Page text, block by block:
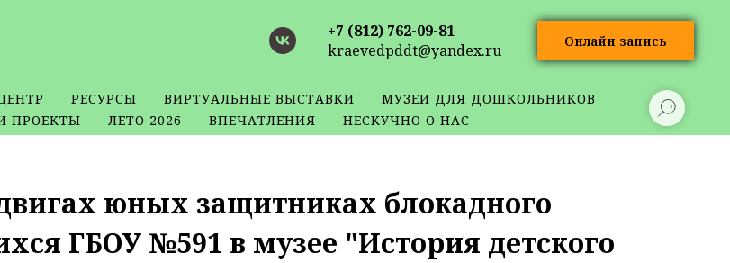
+7 (812) 762-09-81
kraevedpddt@yandex.ru
Онлайн запись
РЕСУРСЫ ВИРТУАЛЬНЫЕ ВЫСТАВКИ
МУЗЕИ ДЛЯ ДОШКОЛЬНИКОВ
ПРОЕКТЫ
ЛЕТО 2026 ВПЕЧАТЛЕНИЯ НЕСКУЧНО О НАС
юных защитниках блокадного
ГБОУ №591 в музее "История детского